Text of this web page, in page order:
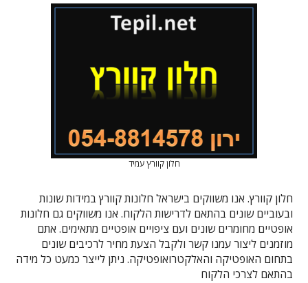
חלון קוורץ עמיד
חלון קוורץ. אנו משווקים בישראל חלונות קוורץ במידות שונות
ובעוביים שונים בהתאם לדרישות הלקוח. אנו משווקים גם חלונות
אופטיים מחומרים שונים ועם ציפויים אופטיים מתאימים. אתם
מוזמנים ליצור עמנו קשר ולקבל הצעת מחיר לרכיבים שונים
בתחום האופטיקה והאלקטרואופטיקה. ניתן לייצר כמעט כל מידה
בהתאם לצרכי הלקוח